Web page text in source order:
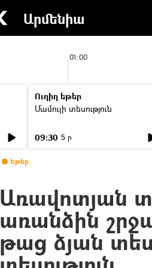
Արմենիա
01:00
Ուղիղ եթեր
Մամուլի տեսություն
09:30 5 ր
Եթեր
Առավոտյան
առանձին
թաց ձյան